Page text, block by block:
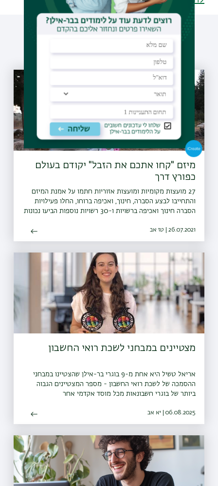
עוד כתבות שיעניינו אותך
מיזם "קחו אתכם את הזבל" יקודם בעולם
כפורץ דרך
27 מועצות מקומיות ומועצות אזוריות חתמו על אמנת המיזם
והתחייבו לבצע הסברה, חינוך, ואכיפה ברוחו, החלו פעילויות
הסברה חינוך ואכיפה ברשויות ו-30 רשויות נוספות הביעו נכונות
26.07.2021 | טז אב
מצטיינים במבחני לשכת רואי החשבון
אריאל טשיל היא אחת מ-9 בוגרי בר-אילן שהצטיינו במבחני
ההסמכה של לשכת רואי החשבון - מספר המצטיינים הגבוה
ביותר של בוגרי חשבונאות מכל מוסד אקדמי אחר
06.08.2025 | יא אב